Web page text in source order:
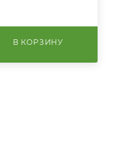
В КОРЗИНУ